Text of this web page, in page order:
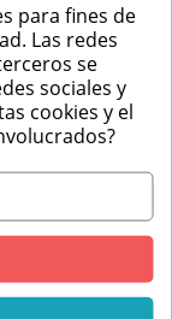
FAZER
para fines de
Las redes
se
sociales y
cookies y el